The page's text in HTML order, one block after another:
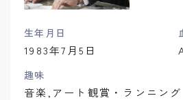
生年月日
1983年7月5日
趣味
音楽,アート観賞・ランニン